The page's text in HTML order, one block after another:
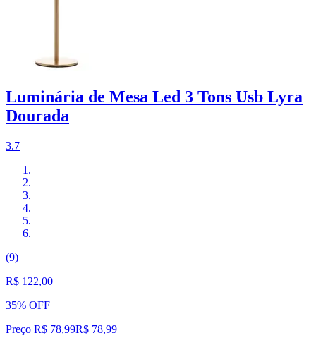
Luminária de Mesa Led 3 Tons Usb Lyra
Dourada
3.7
(9)
R$ 122,00
35% OFF
Preço R$ 78,99R$ 78,99